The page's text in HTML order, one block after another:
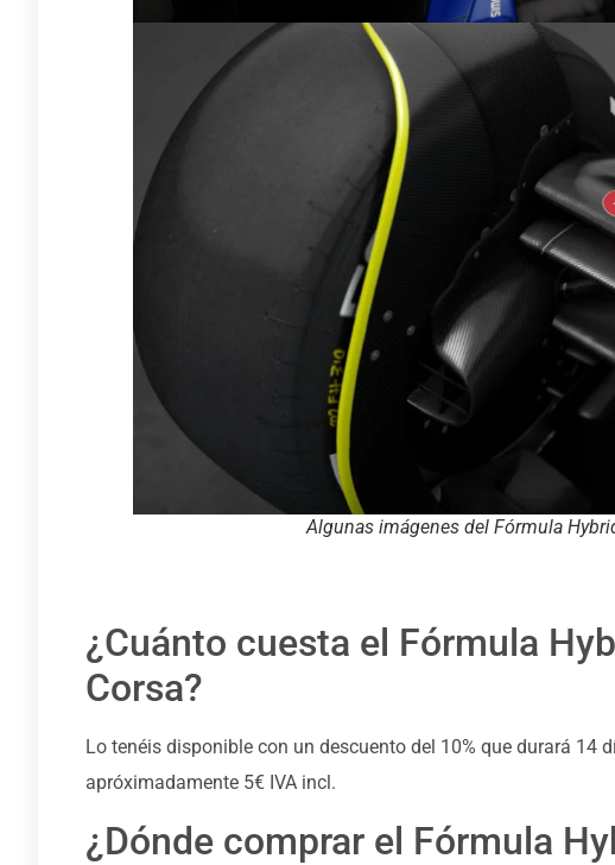
Algunas imágenes del Fórmula
¿Cuánto cuesta el Fórmula
Corsa?
Lo tenéis disponible con un descuento del 10% que durará 14
apróximadamente 5€ IVA incl.
¿Dónde comprar el Fórmula